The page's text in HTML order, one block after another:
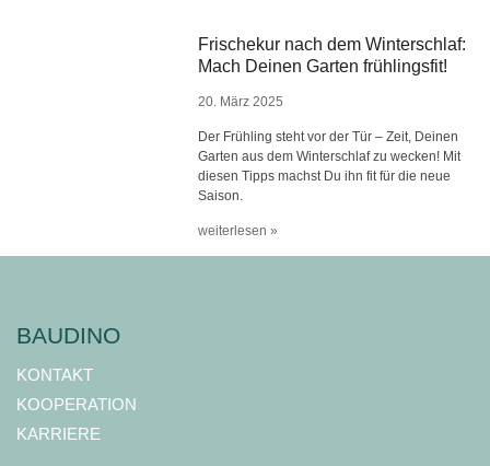
Frischekur nach dem Winterschlaf:
Mach Deinen Garten frühlingsfit!
20. März 2025
Der Frühling steht vor der Tür – Zeit, Deinen
Garten aus dem Winterschlaf zu wecken! Mit
diesen Tipps machst Du ihn fit für die neue
Saison.
weiterlesen »
BAUDINO
KONTAKT
KOOPERATION
KARRIERE